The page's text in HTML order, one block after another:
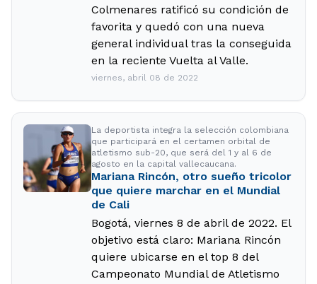
Colmenares ratificó su condición de
favorita y quedó con una nueva
general individual tras la conseguida
en la reciente Vuelta al Valle.
viernes, abril 08 de 2022
La deportista integra la selección colombiana
que participará en el certamen orbital de
atletismo sub-20, que será del 1 y al 6 de
agosto en la capital vallecaucana.
Mariana Rincón, otro sueño tricolor
que quiere marchar en el Mundial
de Cali
Bogotá, viernes 8 de abril de 2022. El
objetivo está claro: Mariana Rincón
quiere ubicarse en el top 8 del
Campeonato Mundial de Atletismo